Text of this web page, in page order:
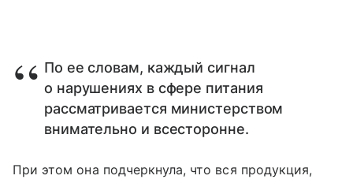
По ее словам, каждый сигнал
о нарушениях в сфере питания
рассматривается министерством
внимательно и всесторонне.
При этом она подчеркнула, что вся продукция,